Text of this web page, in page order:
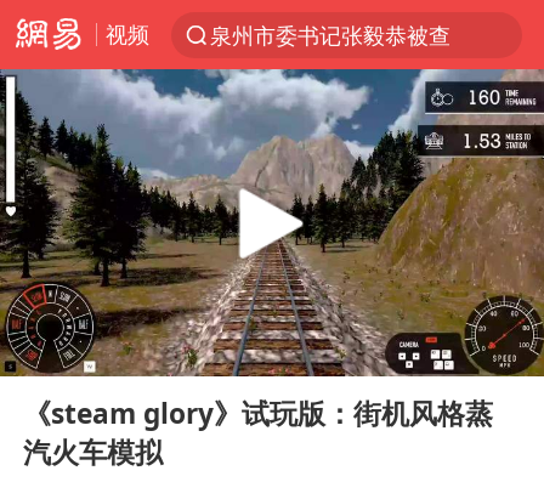
视频
泉州市委书记张毅恭被查
“电影+”如何激发千亿级消费新活力？
台风白海豚已进入24小时警戒线
全球首个长时储能一体化产业园量产
陈垣宇0-3张禹珍 国乒男单全军覆没
四川宜宾市高县4.9级地震致1人死亡
中国女篮70-67险胜尼日利亚女篮
Play
00:00 07:53
《steam glory》试玩版：街机风格蒸
汽火车模拟